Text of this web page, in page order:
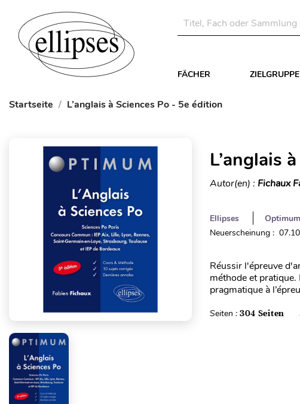
FÄCHER
Startseite L’anglais à Sciences Po - 5e édition
L’anglais
Autor(en) : Fichaux
Ellipses
Optimum
Neuerscheinung :
Réussir l'épreuve
méthode et
pragmatique à
Seiten : 304 Seiten